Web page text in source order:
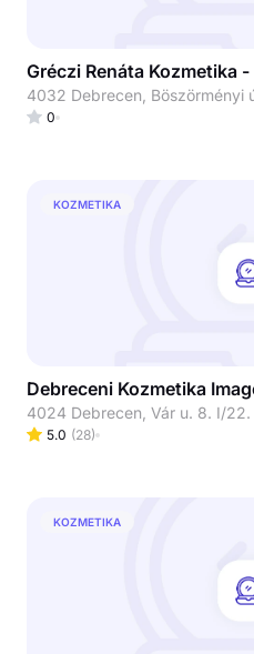
Gréczi Renáta Kozmetika
4032 Debrecen, Böszörményi
0
KOZMETIKA
Debreceni Kozmetika
4024 Debrecen, Vár u. 8. I/22.
5.0 (28)
KOZMETIKA